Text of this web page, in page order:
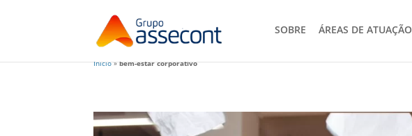
SOBRE ÁREAS DE ATUAÇÃO
Início»bem-estar corporativo